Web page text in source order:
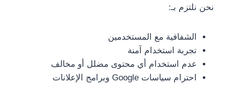
نحن نلتزم بـ:
الشفافية مع المستخدمين
تجربة استخدام آمنة
عدم استخدام أي محتوى مضلل أو مخالف
احترام سياسات Google وبرامج الإعلانات